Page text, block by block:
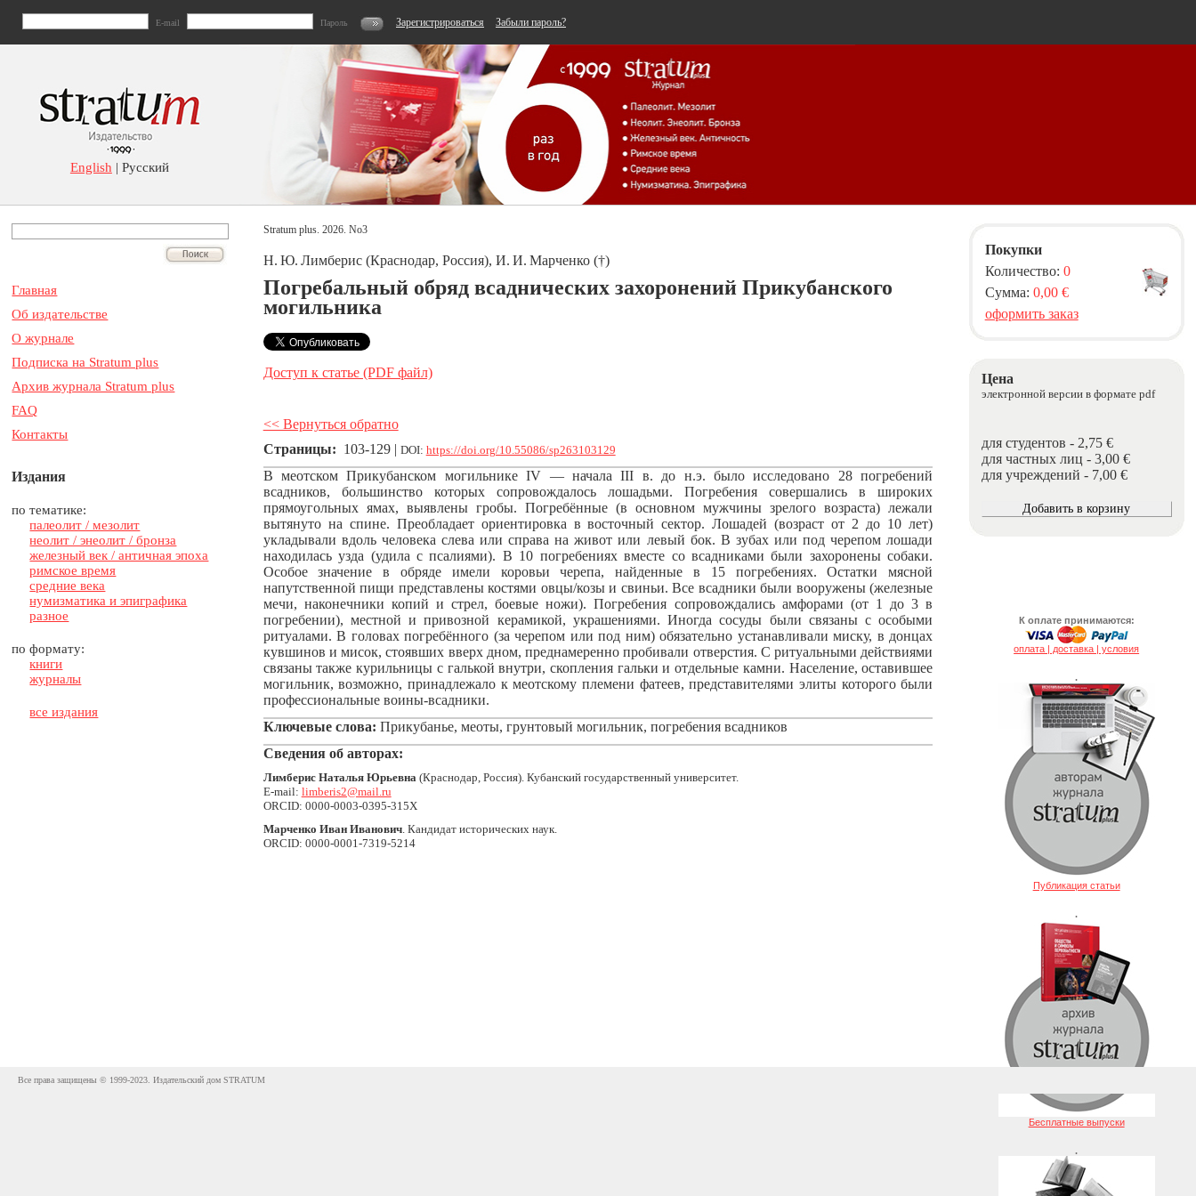
E-mail Пароль Зарегистрироваться Забыли пароль?
English | Русский
Главная
Об издательстве
О журнале
Подписка на Stratum plus
Архив журнала Stratum plus
FAQ
Контакты
Издания
по тематике:
палеолит / мезолит
неолит / энеолит / бронза
железный век / античная эпоха
римское время
средние века
нумизматика и эпиграфика
разное
по формату:
книги
журналы
все издания
Stratum plus. 2026. No3
Н. Ю. Лимберис (Краснодар, Россия), И. И. Марченко (†)
Погребальный обряд всаднических захоронений Прикубанского
могильника
Доступ к статье (PDF файл)
<< Вернуться обратно
Страницы: 103-129 | DOI: https://doi.org/10.55086/sp263103129
В меотском Прикубанском могильнике IV — начала III в. до н.э. было исследовано 28 погребений
всадников, большинство которых сопровождалось лошадьми. Погребения совершались в широких
прямоугольных ямах, выявлены гробы. Погребённые (в основном мужчины зрелого возраста) лежали
вытянуто на спине. Преобладает ориентировка в восточный сектор. Лошадей (возраст от 2 до 10 лет)
укладывали вдоль человека слева или справа на живот или левый бок. В зубах или под черепом лошади
находилась узда (удила с псалиями). В 10 погребениях вместе со всадниками были захоронены собаки.
Особое значение в обряде имели коровьи черепа, найденные в 15 погребениях. Остатки мясной
напутственной пищи представлены костями овцы/козы и свиньи. Все всадники были вооружены (железные
мечи, наконечники копий и стрел, боевые ножи). Погребения сопровождались амфорами (от 1 до 3 в
погребении), местной и привозной керамикой, украшениями. Иногда сосуды были связаны с особыми
ритуалами. В головах погребённого (за черепом или под ним) обязательно устанавливали миску, в донцах
кувшинов и мисок, стоявших вверх дном, преднамеренно пробивали отверстия. С ритуальными действиями
связаны также курильницы с галькой внутри, скопления гальки и отдельные камни. Население, оставившее
могильник, возможно, принадлежало к меотскому племени фатеев, представителями элиты которого были
профессиональные воины-всадники.
Ключевые слова: Прикубанье, меоты, грунтовый могильник, погребения всадников
Сведения об авторах:
Лимберис Наталья Юрьевна(Краснодар, Россия). Кубанский государственный университет.
E-mail: limberis2@mail.ru
ORCID: 0000-0003-0395-315X
Марченко Иван Иванович. Кандидат исторических наук.
ORCID: 0000-0001-7319-5214
Покупки
Количество: 0
Сумма: 0,00 €
оформить заказ
Цена
электронной версии в формате pdf
для студентов - 2,75 €
для частных лиц - 3,00 €
для учреждений - 7,00 €
К оплате принимаются:
оплата | доставка | условия
.
Публикация статьи
.
Бесплатные выпуски
.
Все права защищены © 1999-2023. Издательский дом STRATUM